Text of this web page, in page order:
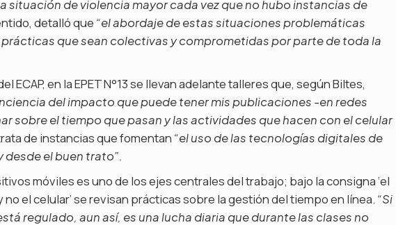
situación de violencia mayor cada vez que no hubo instancias de
detalló que “el abordaje de estas situaciones problemáticas
que sean colectivas y comprometidas por parte de toda la
ECAP, en la EPET N°13 se llevan adelante talleres que, según Biltes,
del impacto que puede tener mis publicaciones -en redes
sobre el tiempo que pasan y las actividades que hacen con el celular
de instancias que fomentan “el uso de las tecnologías digitales de
desde el buen trato”.
móviles es uno de los ejes centrales del trabajo; bajo la consigna ‘el
el celular’ se revisan prácticas sobre la gestión del tiempo en línea. “Si
regulado, aun así, es una lucha diaria que durante las clases no